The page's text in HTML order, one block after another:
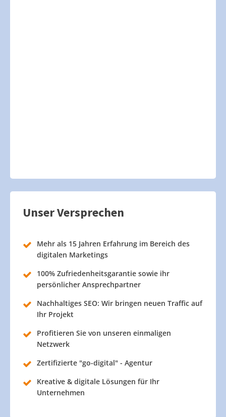
Unser Versprechen
Mehr als 15 Jahren Erfahrung im Bereich des
digitalen Marketings
100% Zufriedenheitsgarantie sowie ihr
persönlicher Ansprechpartner
Nachhaltiges SEO: Wir bringen neuen Traffic auf
Ihr Projekt
Profitieren Sie von unseren einmaligen
Netzwerk
Zertifizierte "go-digital" - Agentur
Kreative & digitale Lösungen für Ihr
Unternehmen